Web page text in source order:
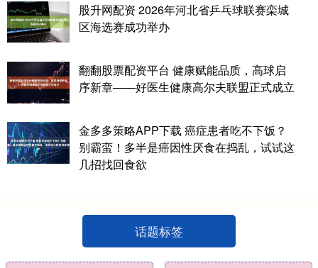
股升网配资 2026年河北省乒乓球联赛栾城
区海选赛成功举办
翻翻股票配资平台 健康赋能品质，高球启
序新章——好医生健康高尔夫联盟正式成立
金多多策略APP下载 癌症患者吃不下饭？
别霸蛮！多半是癌因性厌食在捣乱，试试这
几招找回食欲
话题标签